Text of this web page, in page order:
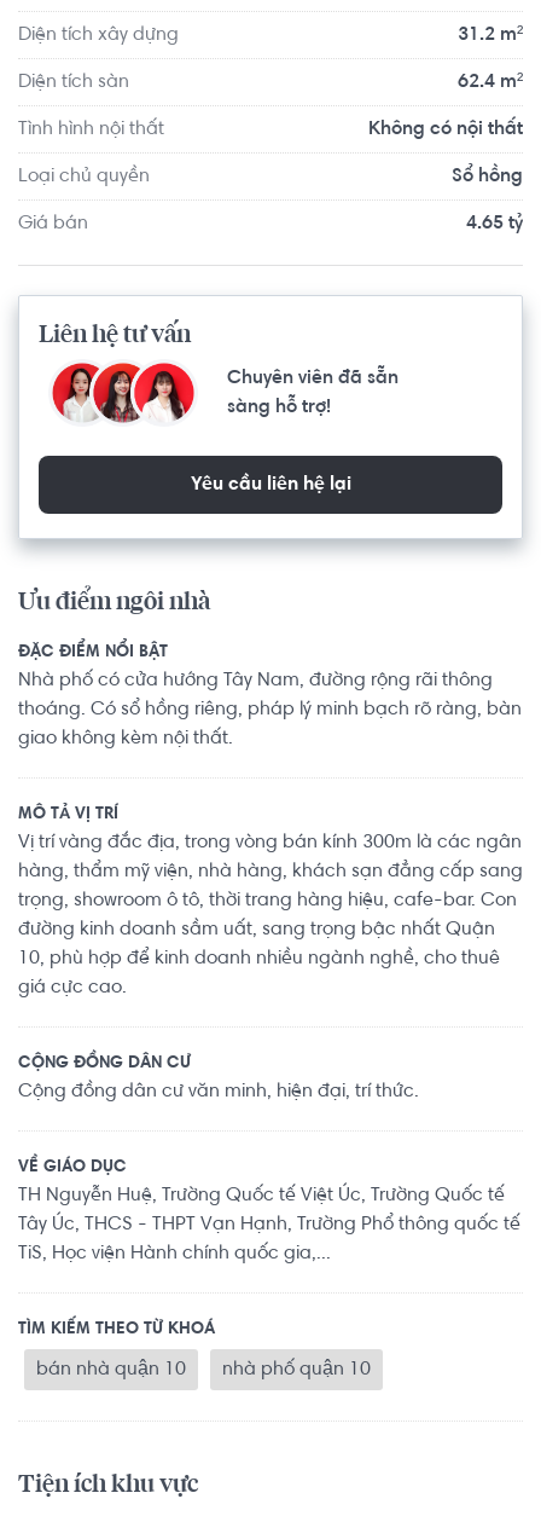
Diện tích xây dựng 31.2 m²
Diện tích sàn 62.4 m²
Tình hình nội thất Không có nội thất
Loại chủ quyền Sổ hồng
Giá bán 4.65 tỷ
Liên hệ tư vấn
Chuyên viên đã sẵn
sàng hỗ trợ!
Yêu cầu liên hệ lại
Ưu điểm ngôi nhà
ĐẶC ĐIỂM NỔI BẬT
Nhà phố có cửa hướng Tây Nam, đường rộng rãi thông
thoáng. Có sổ hồng riêng, pháp lý minh bạch rõ ràng, bàn
giao không kèm nội thất.
MÔ TẢ VỊ TRÍ
Vị trí vàng đắc địa, trong vòng bán kính 300m là các ngân
hàng, thẩm mỹ viện, nhà hàng, khách sạn đẳng cấp sang
trọng, showroom ô tô, thời trang hàng hiệu, cafe-bar. Con
đường kinh doanh sầm uất, sang trọng bậc nhất Quận
10, phù hợp để kinh doanh nhiều ngành nghề, cho thuê
giá cực cao.
CỘNG ĐỒNG DÂN CƯ
Cộng đồng dân cư văn minh, hiện đại, trí thức.
VỀ GIÁO DỤC
TH Nguyễn Huệ, Trường Quốc tế Việt Úc, Trường Quốc tế
Tây Úc, THCS - THPT Vạn Hạnh, Trường Phổ thông quốc tế
TiS, Học viện Hành chính quốc gia,...
TÌM KIẾM THEO TỪ KHOÁ
bán nhà quận 10 nhà phố quận 10
Tiện ích khu vực